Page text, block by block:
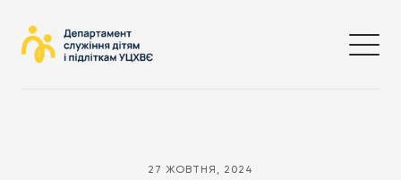
27 ЖОВТНЯ, 2024